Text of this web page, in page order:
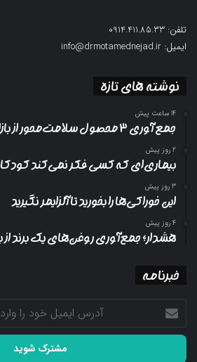
تلفن: 0914.411.85.33
ایمیل: info@drmotamednejad.ir
نوشته های تازه
14 ساعت پیش
جمع آوری ۳ محصول سلامت‌محور از بازار/ اسامی
2 روز پیش
بیماری‌ای که کسی فکر نمی‌کند
3 روز پیش
این خوراکی‌ها را بخورید تا آلزایمر نگیرید
4 روز پیش
هشدار؛ جمع‌آوری روغن‌های یک برند از
خبرنامه
آدرس
ایمیل
خود